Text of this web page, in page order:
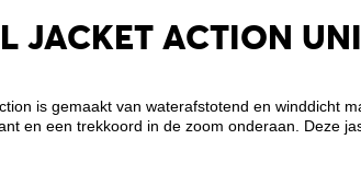
JACKET ACTION
is gemaakt van waterafstotend en winddicht
en een trekkoord in de zoom onderaan. Deze